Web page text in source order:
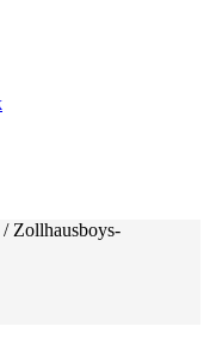
/ Zollhausboys-